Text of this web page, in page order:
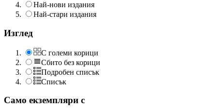
Най-нови издания
Най-стари издания
Изглед
С големи корици
Сбито без корици
Подробен списък
Списък
Само екземпляри с